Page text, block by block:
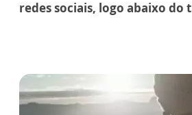
redes sociais, logo abaixo do